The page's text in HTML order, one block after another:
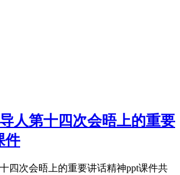
人第十四次会晤上的重要
件
四次会晤上的重要讲话精神ppt课件共